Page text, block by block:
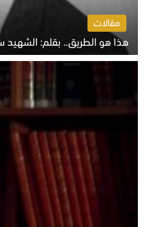
مقالات
هذا هو الطريق.. بقلم:
الخميس 6 أغسطس 2026 10:52 ص